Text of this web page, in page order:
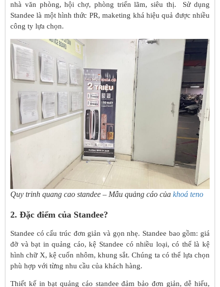
nhà văn phòng, hội chợ, phòng triển lãm, siêu thị. Sử dụng
Standee là một hình thức PR, maketing khá hiệu quả được nhiều
công ty lựa chọn.
Quy trinh quang cao standee – Mẫu quảng cáo của khoá teno
2. Đặc điểm của Standee?
Standee có cấu trúc đơn giản và gọn nhẹ. Standee bao gồm: giá
đỡ và bạt in quảng cáo, kệ Standee có nhiều loại, có thể là kệ
hình chữ X, kệ cuốn nhôm, khung sắt. Chúng ta có thể lựa chọn
phù hợp với từng nhu cầu của khách hàng.
Thiết kế in bạt quảng cáo standee đảm bảo đơn giản, dễ hiểu,